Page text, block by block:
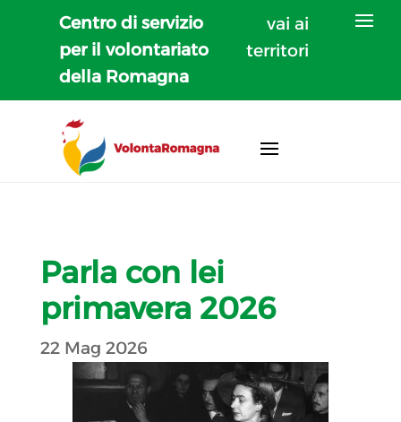
Centro di servizio
per il volontariato
della Romagna
vai ai
territori
Parla con lei
primavera 2026
22 Mag 2026